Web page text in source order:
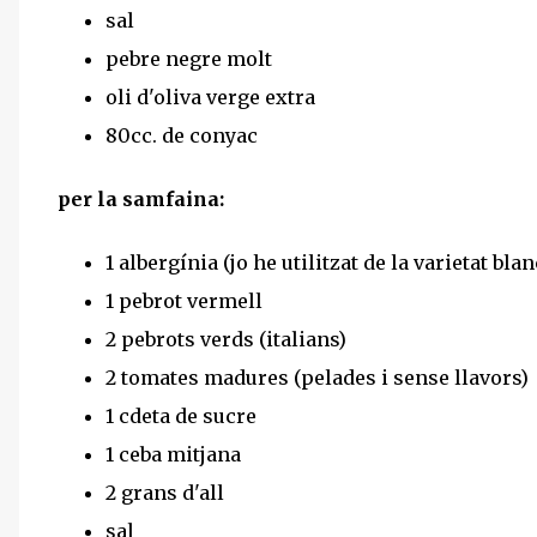
sal
pebre negre molt
oli d'oliva verge extra
80cc. de conyac
per la samfaina:
1 albergínia (jo he utilitzat de la varietat
1 pebrot vermell
2 pebrots verds (italians)
2 tomates madures (pelades i sense llavors)
1 cdeta de sucre
1 ceba mitjana
2 grans d'all
sal